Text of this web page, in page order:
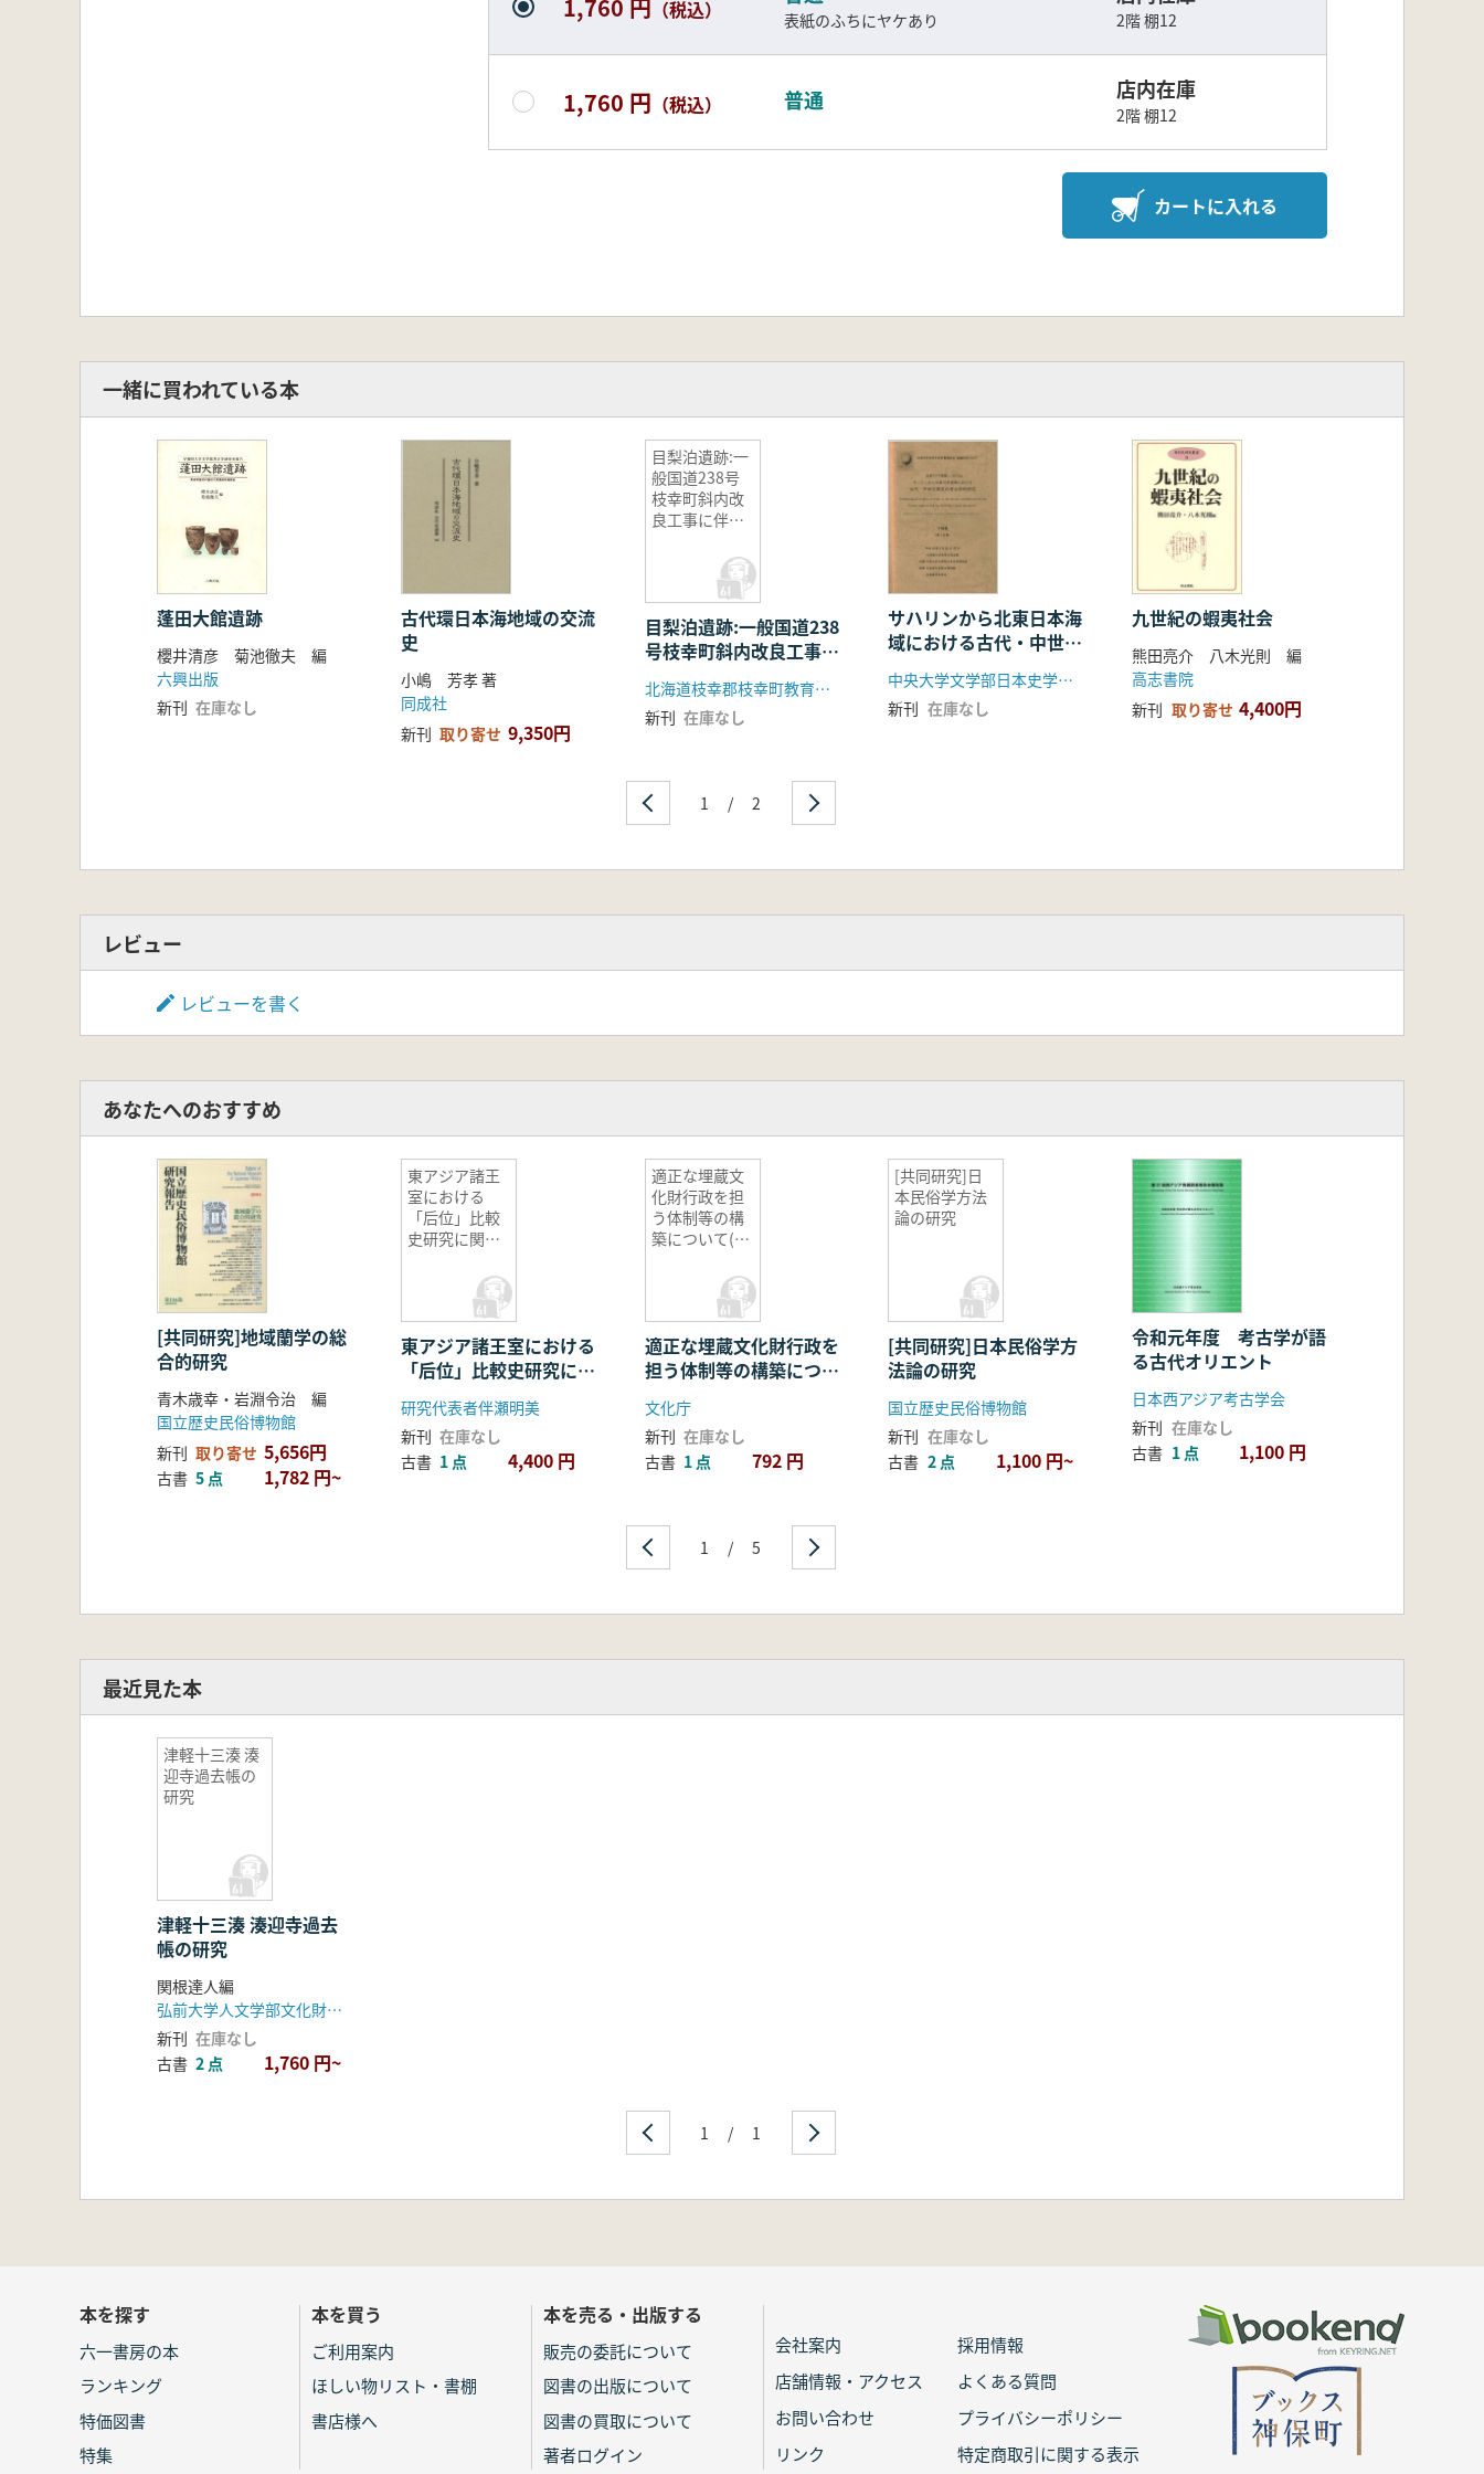
1,760 円 （税込） 表紙のふちにヤケあり 2階 棚12
1,760 円 （税込） 普通 店内在庫
2階 棚12
カートに入れる
一緒に買われている本
蓬田大館遺跡
櫻井清彦 菊池徹夫 編
六興出版
新刊 在庫なし
古代環日本海地域の交流
史
小嶋 芳孝 著
同成社
新刊 取り寄せ 9,350円
目梨泊遺跡:一
般国道238号
枝幸町斜内改
良工事に伴う
目梨泊遺跡:一般国道238
号枝幸町斜内改良工事に
伴う埋蔵文化財発掘調査
北海道枝幸郡枝幸町教育委員会
新刊 在庫なし
サハリンから北東日本海
域における古代・中世交
流史の考古学的研究 中央大学文学部日本史学研究室
新刊 在庫なし
九世紀の蝦夷社会
熊田亮介 八木光則 編
高志書院
新刊 取り寄せ 4,400円
1 / 2
レビュー
レビューを書く
あなたへのおすすめ
[共同研究]地域蘭学の総
合的研究
青木歳幸・岩淵令治 編
国立歴史民俗博物館
新刊 取り寄せ 5,656円
古書 5 点 1,782 円~
東アジア諸王
室における
「后位」比較
史研究に関す
基盤の形成
東アジア諸王室における
「后位」比較史研究に関
する国際的研究基盤の形
成
研究代表者伴瀬明美
新刊 在庫なし
古書 1 点 4,400 円
適正な埋蔵文
化財行政を担
う体制等の構
築について(報
適正な埋蔵文化財行政を
担う体制等の構築につい
て(報告)
文化庁
新刊 在庫なし
古書 1 点 792 円
[共同研究]日
本民俗学方法
論の研究
[共同研究]日本民俗学方
法論の研究
国立歴史民俗博物館
新刊 在庫なし
古書 2 点 1,100 円~
令和元年度 考古学が語
る古代オリエント
日本西アジア考古学会
新刊 在庫なし
古書 1 点 1,100 円
1 / 5
最近見た本
津軽十三湊 湊
迎寺過去帳の
研究
津軽十三湊 湊迎寺過去
帳の研究
関根達人編
弘前大学人文学部文化財論ゼミナール
新刊 在庫なし
古書 2 点 1,760 円~
1 / 1
本を探す
六一書房の本
ランキング
特価図書
特集
本を買う
ご利用案内
ほしい物リスト・書棚
書店様へ
本を売る・出版する
販売の委託について
図書の出版について
図書の買取について
著者ログイン
会社案内
採用情報
店舗情報・アクセス
よくある質問
お問い合わせ
プライバシーポリシー
リンク
特定商取引に関する表示